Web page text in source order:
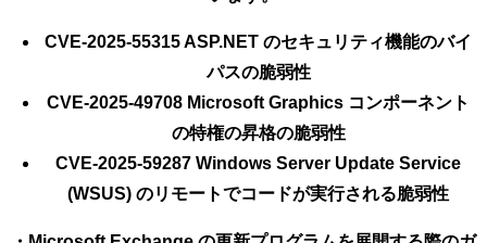
CVE-2025-55315 ASP.NET のセキュリティ機能のバイ
パスの脆弱性
CVE-2025-49708 Microsoft Graphics コンポーネント
の特権の昇格の脆弱性
CVE-2025-59287 Windows Server Update Service
(WSUS) のリモートでコードが実行される脆弱性